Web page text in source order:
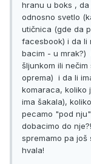
hranu u boks ,
odnosno svetlo
utičnica (gde da
facesbook) i da li
bacim - u mrak?)
šljunkom ili
oprema) i da li
komaraca, koliko
ima šakala),
pecamo "pod
dobacimo do
spremamo pa još
hvala!